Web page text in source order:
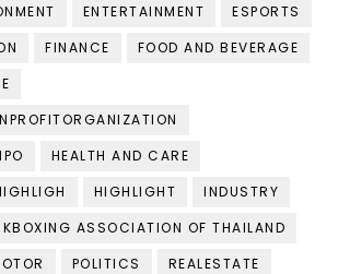
ENTERTAINMENT
ESPORTS
FINANCE
FOOD AND BEVERAGE
HEALTH AND CARE
HIGHLIGHT
INDUSTRY
ASSOCIATION OF THAILAND
POLITICS
REALESTATE